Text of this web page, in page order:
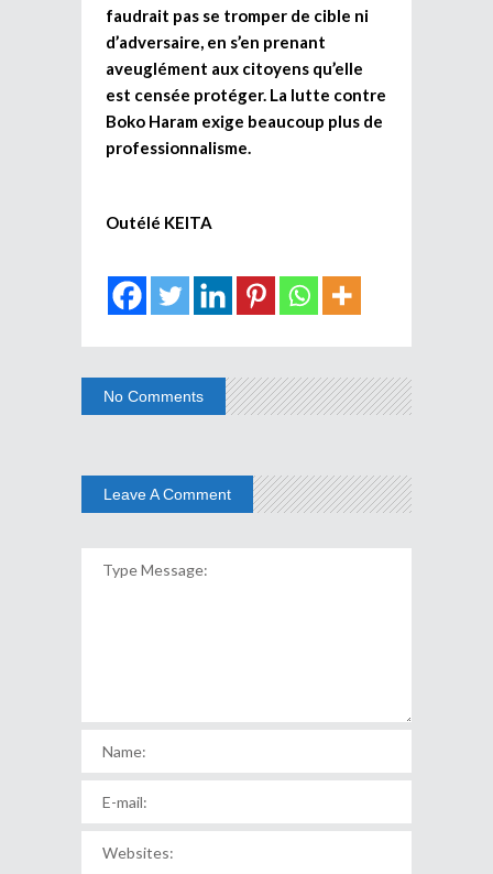
faudrait pas se tromper de cible ni
d’adversaire, en s’en prenant
aveuglément aux citoyens qu’elle
est censée protéger. La lutte contre
Boko Haram exige beaucoup plus de
professionnalisme.
Outélé KEITA
No Comments
Leave A Comment